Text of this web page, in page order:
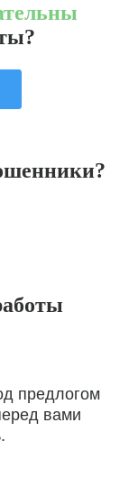
предлогом
вами